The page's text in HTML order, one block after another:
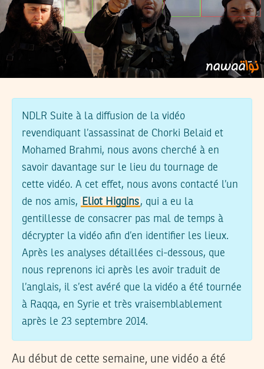
NDLR Suite à la diffusion de la vidéo
revendiquant l’assassinat de Chorki Belaid et
Mohamed Brahmi, nous avons cherché à en
savoir davantage sur le lieu du tournage de
cette vidéo. A cet effet, nous avons contacté l’un
de nos amis,
Eliot Higgins, qui a eu la
gentillesse de consacrer pas mal de temps à
décrypter la vidéo afin d’en identifier les lieux.
Après les analyses détaillées ci-dessous, que
nous reprenons ici après les avoir traduit de
l’anglais, il s’est avéré que la vidéo a été tournée
à Raqqa, en Syrie et très vraisemblablement
après le 23 septembre 2014.
Au début de cette semaine, une vidéo a été